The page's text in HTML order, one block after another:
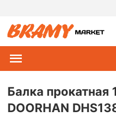
Балка прокатная
DOORHAN